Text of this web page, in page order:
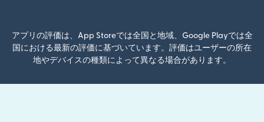
アプリの評価は、App Storeでは全国と地域、Google Playでは全
国における最新の評価に基づいています。評価はユーザーの所在
地やデバイスの種類によって異なる場合があります。